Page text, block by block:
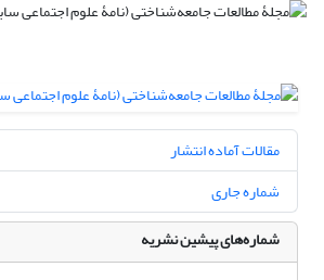
مقالات آماده انتشار
شماره جاری
شماره‌های پیشین نشریه